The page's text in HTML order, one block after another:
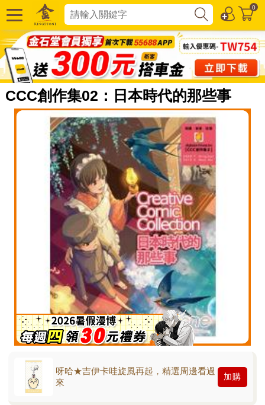
0
CCC創作集02：日本時代的那些事
呀哈★吉伊卡哇旋風再起，精選周邊看過
來
加購